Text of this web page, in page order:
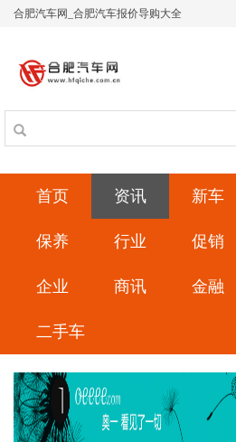
合肥汽车网_合肥汽车报价导购大全
首页 资讯 新车
保养 行业 促销
企业 商讯 金融
二手车